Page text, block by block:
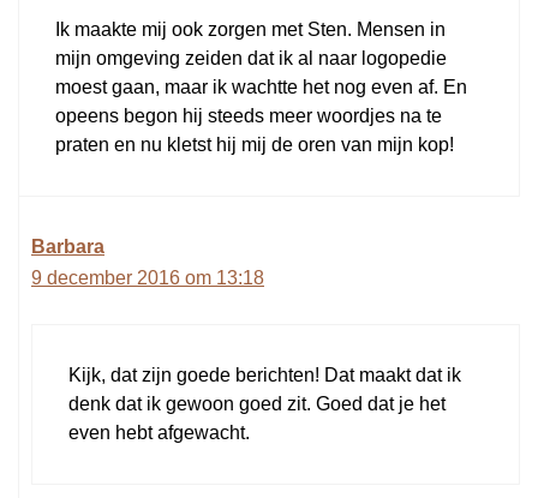
Ik maakte mij ook zorgen met Sten. Mensen in
mijn omgeving zeiden dat ik al naar logopedie
moest gaan, maar ik wachtte het nog even af. En
opeens begon hij steeds meer woordjes na te
praten en nu kletst hij mij de oren van mijn kop!
Barbara
9 december 2016 om 13:18
Kijk, dat zijn goede berichten! Dat maakt dat ik
denk dat ik gewoon goed zit. Goed dat je het
even hebt afgewacht.